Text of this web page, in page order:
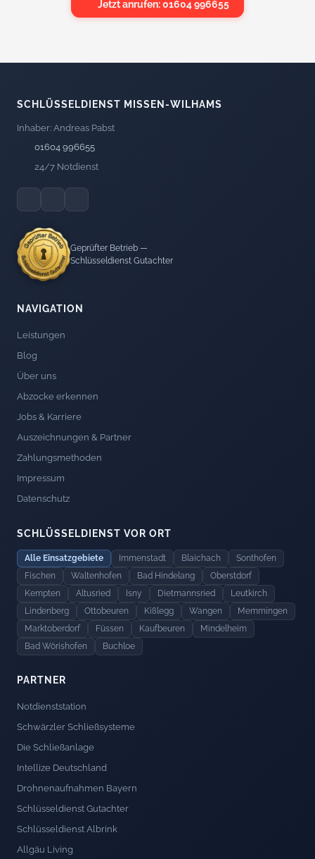
Jetzt anrufen: 01604 996655
SCHLÜSSELDIENST MISSEN-WILHAMS
Inhaber: Andreas Pabst
01604 996655
24/7 Notdienst
Geprüfter Betrieb —
Schlüsseldienst Gutachter
NAVIGATION
Leistungen
Blog
Über uns
Abzocke erkennen
Jobs & Karriere
Auszeichnungen & Partner
Zahlungsmethoden
Impressum
Datenschutz
SCHLÜSSELDIENST VOR ORT
Alle Einsatzgebiete Immenstadt Blaichach
Sonthofen
Fischen
Waltenhofen Bad Hindelang
Oberstdorf
Kempten
Altusried Isny Dietmannsried
Leutkirch
Lindenberg
Ottobeuren Kißlegg Wangen
Memmingen
Marktoberdorf
Füssen Kaufbeuren
Mindelheim
Bad Wörishofen
Buchloe
PARTNER
Notdienststation
Schwärzler Schließsysteme
Die Schließanlage
Intellize Deutschland
Drohnenaufnahmen Bayern
Schlüsseldienst Gutachter
Schlüsseldienst Albrink
Allgäu Living